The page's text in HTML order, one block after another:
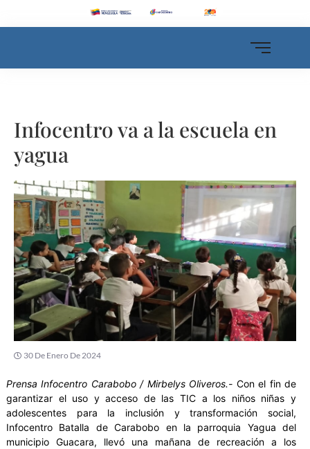
Infocentro va a la escuela en
yagua
30 De Enero De 2024
Prensa Infocentro Carabobo / Mirbelys Oliveros.- Con el fin de
garantizar el uso y acceso de las TIC a los niños niñas y
adolescentes para la inclusión y transformación social,
Infocentro Batalla de Carabobo en la parroquia Yagua del
municipio Guacara, llevó una mañana de recreación a los